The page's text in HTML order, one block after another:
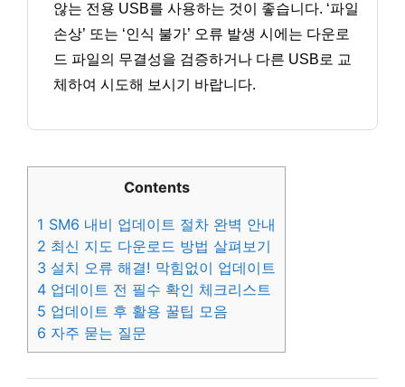
않는 전용 USB를 사용하는 것이 좋습니다. ‘파일
손상’ 또는 ‘인식 불가’ 오류 발생 시에는 다운로
드 파일의 무결성을 검증하거나 다른 USB로 교
체하여 시도해 보시기 바랍니다.
Contents
1 SM6 내비 업데이트 절차 완벽 안내
2 최신 지도 다운로드 방법 살펴보기
3 설치 오류 해결! 막힘없이 업데이트
4 업데이트 전 필수 확인 체크리스트
5 업데이트 후 활용 꿀팁 모음
6 자주 묻는 질문